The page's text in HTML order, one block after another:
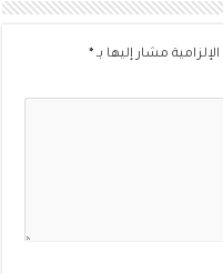
مشار إليها بـ*